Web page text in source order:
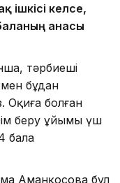
ішкісі келсе,
анасы
тәрбиеші
бұдан
Оқиға болған
беру ұйымы үш
бала
Аманқосова бұл